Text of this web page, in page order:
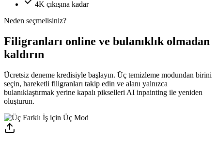
4K çıkışına kadar
Neden seçmelisiniz?
Filigranları online ve bulanıklık olmadan
kaldırın
Ücretsiz deneme kredisiyle başlayın. Üç temizleme modundan birini
seçin, hareketli filigranları takip edin ve alanı yalnızca
bulanıklaştırmak yerine kapalı pikselleri AI inpainting ile yeniden
oluşturun.